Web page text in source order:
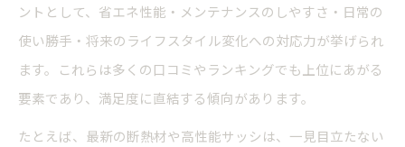
ントとして、省エネ性能・メンテナンスのしやすさ・日常の
使い勝手・将来のライフスタイル変化への対応力が挙げられ
ます。これらは多くの口コミやランキングでも上位にあがる
要素であり、満足度に直結する傾向があります。
たとえば、最新の断熱材や高性能サッシは、一見目立たない